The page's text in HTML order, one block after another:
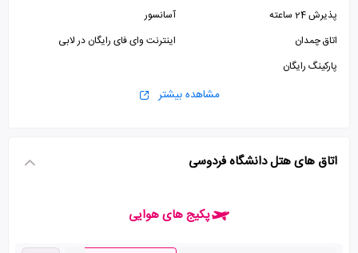
پذیرش 24 ساعته
آسانسور
اتاق چمدان
اینترنت وای فای رایگان در لابی
پارکینگ رایگان
مشاهده بیشتر
اتاق های هتل دانشگاه فردوسی
پکیج های هوایی